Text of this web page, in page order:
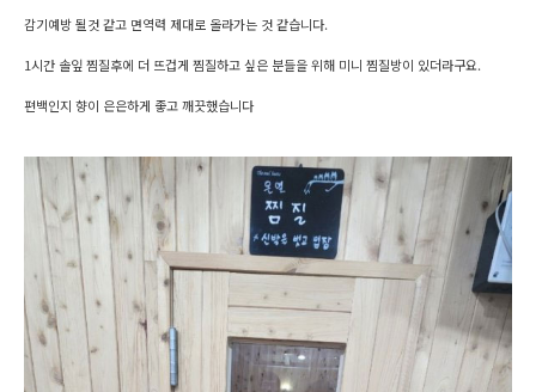
감기예방 될것 같고 면역력 제대로 올라가는 것 같습니다.
1시간 솔잎 찜질후에 더 뜨겁게 찜질하고 싶은 분들을 위해 미니 찜질방이 있더라구요.
편백인지 향이 은은하게 좋고 깨끗했습니다